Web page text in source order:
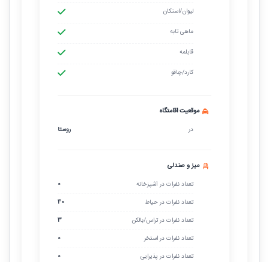
لیوان/استکان
ماهی تابه
قابلمه
کارد/چاقو
موقعیت اقامتگاه
در روستا
میز و صندلی
تعداد نفرات در آشپزخانه
0
تعداد نفرات در حیاط
40
تعداد نفرات در تراس/بالکن
3
تعداد نفرات در استخر
0
تعداد نفرات در پذیرایی
0